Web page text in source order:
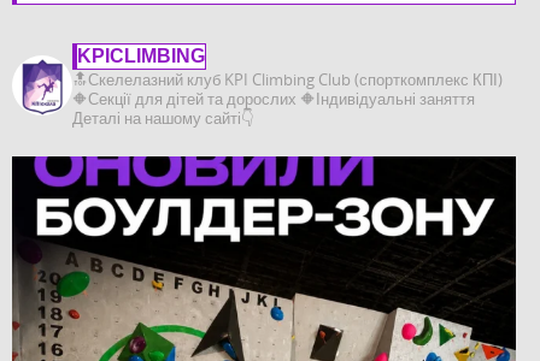
KPICLIMBING
🔝Скелелазний клуб KPI Climbing Club (спорткомплекс КПІ)
🔶️Секції для дітей та дорослих 🔶️Індивідуальні заняття
Деталі на нашому сайті👇